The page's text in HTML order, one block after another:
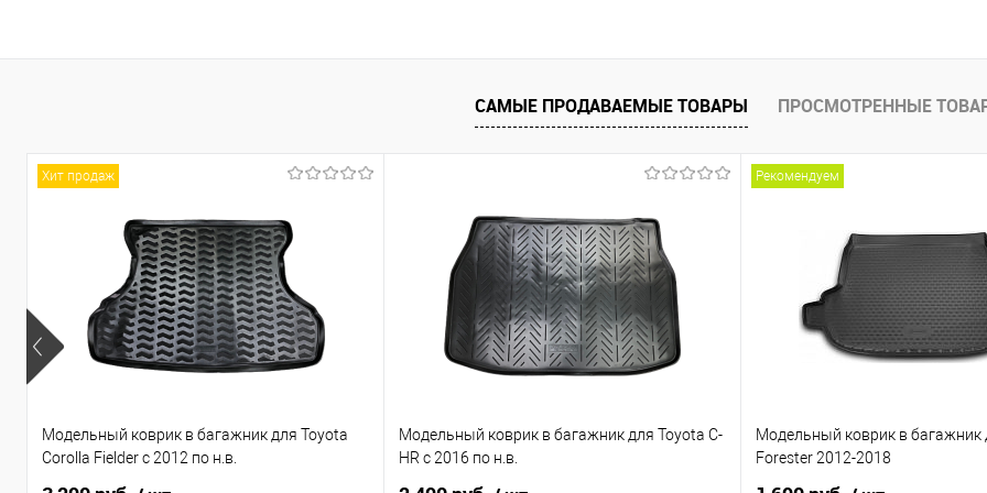
Купить в 1 клик
Сравнение
Купить в 1 клик
Сравнение
В избранное
Под заказ
САМЫЕ ПРОДАВАЕМЫЕ ТОВАРЫ ПРОСМОТРЕННЫЕ
Хит продаж
Модельный коврик в багажник для Toyota
Corolla Fielder с 2012 по н.в.
Модельный коврик в багажник для Toyota C-
HR с 2016 по н.в.
Рекомендуем
Модельный коврик в багажник
Forester 2012-2018